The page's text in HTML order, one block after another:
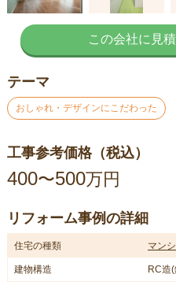
この会社に見
テーマ
おしゃれ・デザインにこだわった
工事参考価格（税込）
400〜500万円
リフォーム事例の詳細
住宅の種類 マン
建物構造 RC造